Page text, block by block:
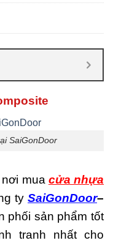
nhựa Composite,Cửa nhựa
,Sản
xuất cửa nhựa composite
SaiGonDoor
mua cửa nhựa
ty SaiGonDoor–
phối sản phẩm tốt
tranh nhất cho